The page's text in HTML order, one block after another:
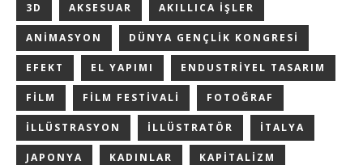
3D AKSESUAR AKILLICA IŞLER
ANIMASYON DÜNYA GENÇLIK KONGRESI
EFEKT EL YAPIMI ENDUSTRIYEL TASARIM
FILM FILM FESTIVALI FOTOĞRAF
ILLÜSTRASYON ILLÜSTRATÖR ITALYA
JAPONYA KADINLAR KAPITALIZM